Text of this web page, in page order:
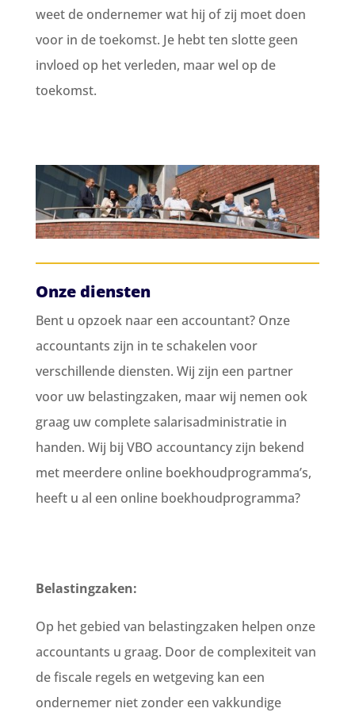
weet de ondernemer wat hij of zij moet doen
voor in de toekomst. Je hebt ten slotte geen
invloed op het verleden, maar wel op de
toekomst.
Onze diensten
Bent u opzoek naar een accountant? Onze
accountants zijn in te schakelen voor
verschillende diensten. Wij zijn een partner
voor uw belastingzaken, maar wij nemen ook
graag uw complete salarisadministratie in
handen. Wij bij VBO accountancy zijn bekend
met meerdere online boekhoudprogramma’s,
heeft u al een online boekhoudprogramma?
Belastingzaken:
Op het gebied van belastingzaken helpen onze
accountants u graag. Door de complexiteit van
de fiscale regels en wetgeving kan een
ondernemer niet zonder een vakkundige